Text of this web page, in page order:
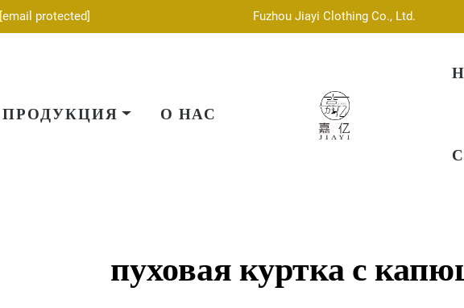
[email protected] Fuzhou Jiayi Clothing Co., Ltd.
ПРОДУКЦИЯ О НАС
пуховая куртка с